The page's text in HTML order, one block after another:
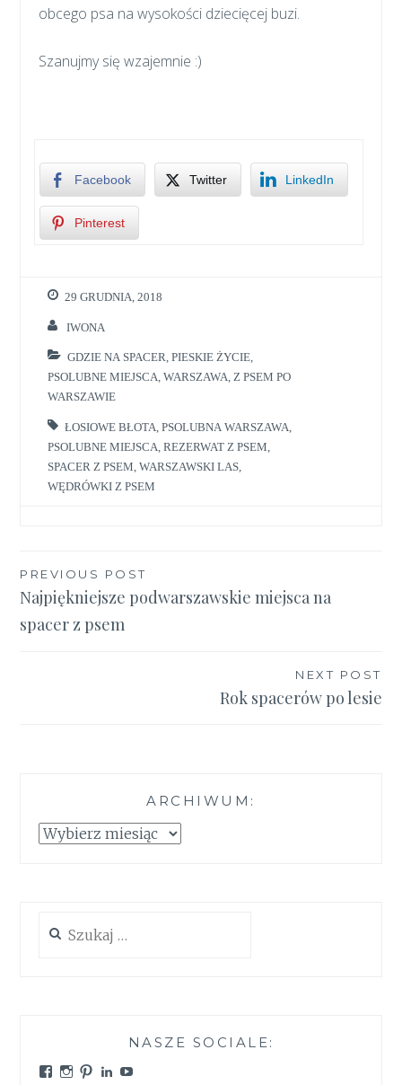
obcego psa na wysokości dziecięcej buzi.
Szanujmy się wzajemnie :)
Facebook Twitter LinkedIn
Pinterest
29 GRUDNIA, 2018
IWONA
GDZIE NA SPACER ,PIESKIE ŻYCIE
PSOLUBNE MIEJSCA ,WARSZAWA
Z PSEM PO
WARSZAWIE
ŁOSIOWE BŁOTA ,PSOLUBNA WARSZAWA
PSOLUBNE MIEJSCA ,REZERWAT Z PSEM
SPACER Z PSEM ,WARSZAWSKI LAS
WĘDRÓWKI Z PSEM
Nawigacja
wpisu
PREVIOUS POST
Najpiękniejsze podwarszawskie miejsca na
spacer z psem
NEXT POST
Rok spacerów po lesie
ARCHIWUM:
Archiwum:
NASZE SOCIALE:
Zobacz
ZobaczZobaczZobacz